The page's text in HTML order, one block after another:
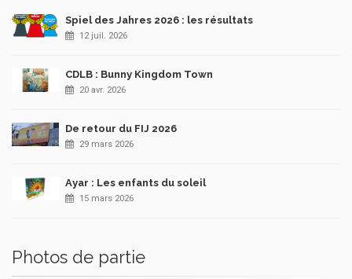
Spiel des Jahres 2026 : les résultats
12 juil. 2026
CDLB : Bunny Kingdom Town
20 avr. 2026
De retour du FIJ 2026
29 mars 2026
Ayar : Les enfants du soleil
15 mars 2026
Photos de partie